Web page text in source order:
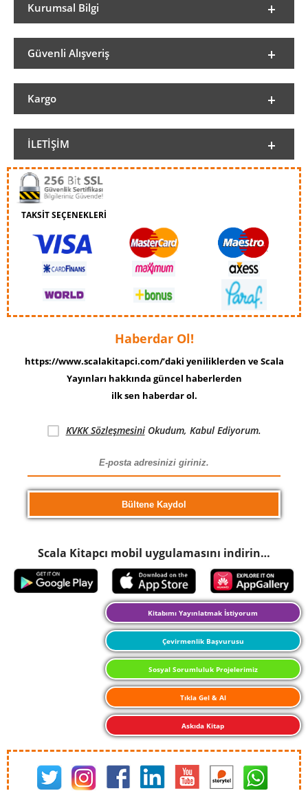
Kurumsal Bilgi
Güvenli Alışveriş
Kargo
İLETIŞIM
TAKSİT SEÇENEKLERİ
Haberdar Ol!
https://www.scalakitapci.com/’daki yeniliklerden ve Scala
Yayınları hakkında güncel haberlerden
ilk sen haberdar ol.
KVKK SözleşmesiniOkudum, Kabul Ediyorum.
Scala Kitapcı mobil uygulamasını indirin…
Kitabımı Yayınlatmak İstiyorum
Çevirmenlik Başvurusu
Sosyal Sorumluluk Projelerimiz
Tıkla Gel & Al
Askıda Kitap